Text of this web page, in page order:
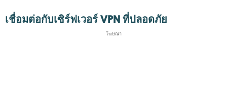
เชื่อมต่อกับเซิร์ฟเวอร์ VPN ที่ปลอดภัย
โฆษณา